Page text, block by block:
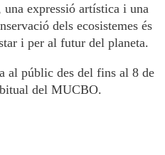
una expressió artística i una
dels ecosistemes és
i per al futur del planeta.
al públic des del fins al 8 de
del MUCBO.